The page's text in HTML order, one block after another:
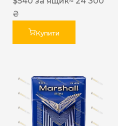
₴
Купити